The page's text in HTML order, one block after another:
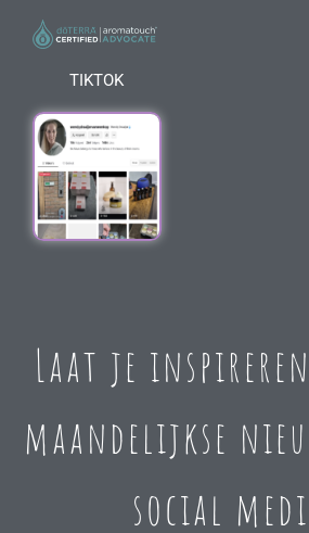
TIKTOK
Laat je
maandelijkse
social